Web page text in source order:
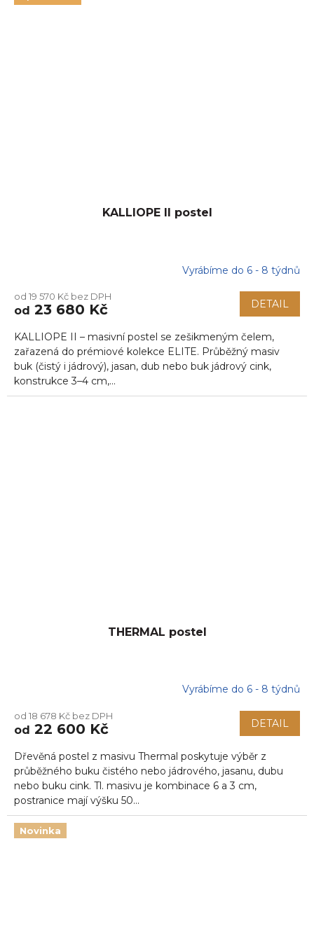
KALLIOPE II postel
produktu
je
z
5
hvězdiček.
Vyrábíme do 6 - 8 týdnů
od 19 570 Kč bez DPH
od 23 680 Kč DETAIL
KALLIOPE II – masivní postel se zešikmeným čelem,
zařazená do prémiové kolekce ELITE. Průběžný masiv
buk (čistý i jádrový), jasan, dub nebo buk jádrový cink,
konstrukce 3–4 cm,...
THERMAL postel
produktu
je
z
5
hvězdiček.
Vyrábíme do 6 - 8 týdnů
od 18 678 Kč bez DPH
od 22 600 Kč DETAIL
Dřevěná postel z masivu Thermal poskytuje výběr z
průběžného buku čistého nebo jádrového, jasanu, dubu
nebo buku cink. Tl. masivu je kombinace 6 a 3 cm,
postranice mají výšku 50...
Novinka